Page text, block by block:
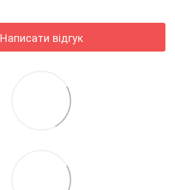
Написати відгук